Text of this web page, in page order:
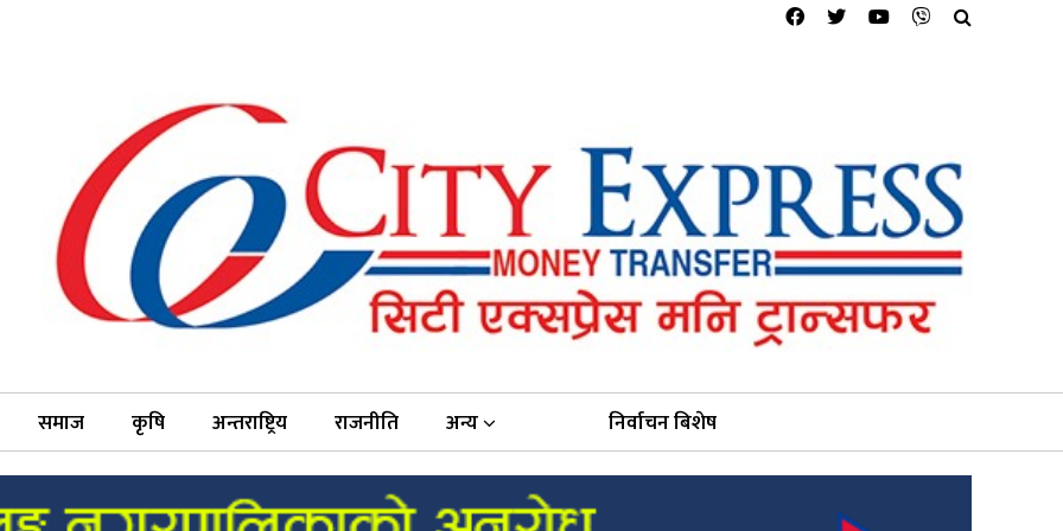
समाज कृषि अन्तराष्ट्रिय राजनीति अन्य निर्वाचन बिशेष